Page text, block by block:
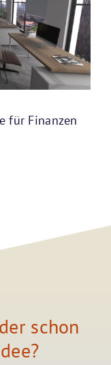
für Finanzen
schon